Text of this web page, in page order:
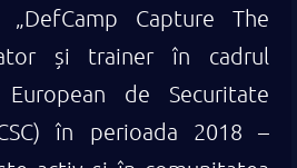
Capture The
și trainer în cadrul
European de Securitate
în perioada 2018 –